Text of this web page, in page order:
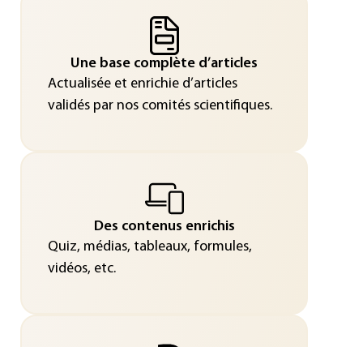
Une base complète d’articles
Actualisée et enrichie d’articles
validés par nos comités scientifiques.
Des contenus enrichis
Quiz, médias, tableaux, formules,
vidéos, etc.